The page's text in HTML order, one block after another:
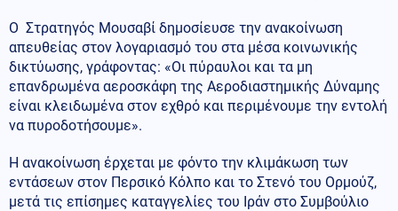
Ο Στρατηγός Μουσαβί δημοσίευσε την ανακοίνωση
απευθείας στον λογαριασμό του στα μέσα κοινωνικής
δικτύωσης, γράφοντας: «Οι πύραυλοι και τα μη
επανδρωμένα αεροσκάφη της Αεροδιαστημικής Δύναμης
είναι κλειδωμένα στον εχθρό και περιμένουμε την εντολή
να πυροδοτήσουμε».
Η ανακοίνωση έρχεται με φόντο την κλιμάκωση των
εντάσεων στον Περσικό Κόλπο και το Στενό του Ορμούζ,
μετά τις επίσημες καταγγελίες του Ιράν στο Συμβούλιο